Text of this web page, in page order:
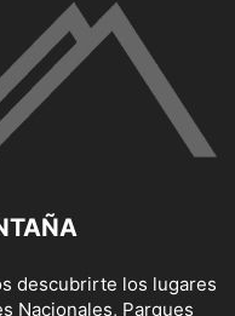
descubrirte los lugares
Nacionales, Parques